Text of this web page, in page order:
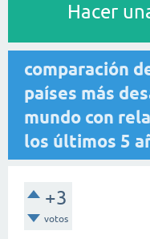
Hacer
comparación
países más
mundo con
los últimos 5
+3
votos